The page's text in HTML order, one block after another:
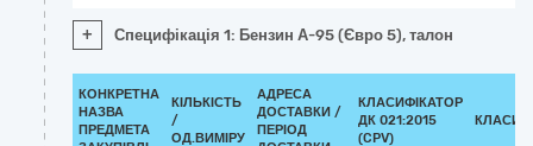
+ Специфікація 1: Бензин А-95 (Євро 5), талон
КОНКРЕТНА
НАЗВА
ПРЕДМЕТА
КІЛЬКІСТЬ
/
ОД.ВИМІРУ
АДРЕСА
ДОСТАВКИ /
ПЕРІОД
КЛАСИФІКАТОР
ДК 021:2015
(CPV)